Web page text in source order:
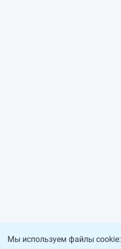
Мы используем файлы